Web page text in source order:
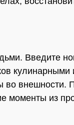
Введите
внешности.
моменты из